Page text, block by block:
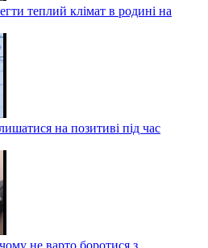
теплий клімат в родині на
на позитиві під час
не варто боротися з